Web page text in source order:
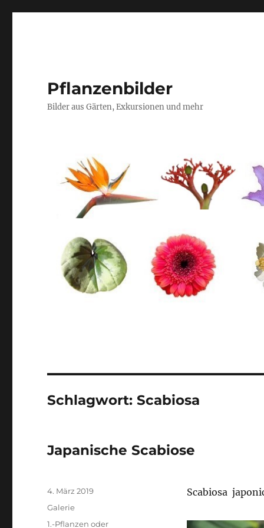
Pflanzenbilder
Bilder aus Gärten, Exkursionen und mehr
Schlagwort:Scabiosa
Japanische Scabiose
Scabiosa
Veröffentlicht
am
4. März 2019
Format
Galerie
Kategorien
1.-Pflanzen oder